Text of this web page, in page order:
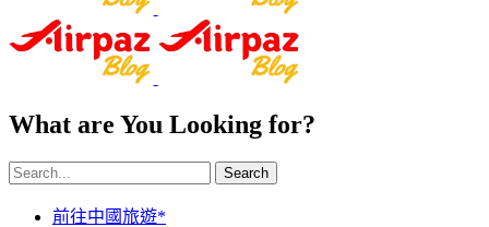
What are You Looking for?
Search
前往中國旅遊*